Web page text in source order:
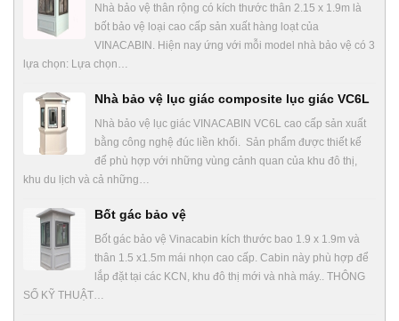
Nhà bảo vệ thân rộng có kích thước thân 2.15 x 1.9m là
bốt bảo vệ loại cao cấp sản xuất hàng loạt của
VINACABIN. Hiện nay ứng với mỗi model nhà bảo vệ có 3
lựa chọn: Lựa chọn…
Nhà bảo vệ lục giác composite lục giác VC6L
Nhà bảo vệ lục giác VINACABIN VC6L cao cấp sản xuất
bằng công nghệ đúc liền khối. Sản phẩm được thiết kế
để phù hợp với những vùng cảnh quan của khu đô thị,
khu du lịch và cả những…
Bốt gác bảo vệ
Bốt gác bảo vệ Vinacabin kích thước bao 1.9 x 1.9m và
thân 1.5 x1.5m mái nhọn cao cấp. Cabin này phù hợp để
lắp đặt tại các KCN, khu đô thị mới và nhà máy.. THÔNG
SỐ KỸ THUẬT…